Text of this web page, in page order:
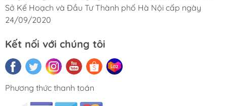
Sở Kế Hoạch và Đầu Tư Thành phố Hà Nội cấp ngày
24/09/2020
Kết nối với chúng tôi
Phương thức thanh toán